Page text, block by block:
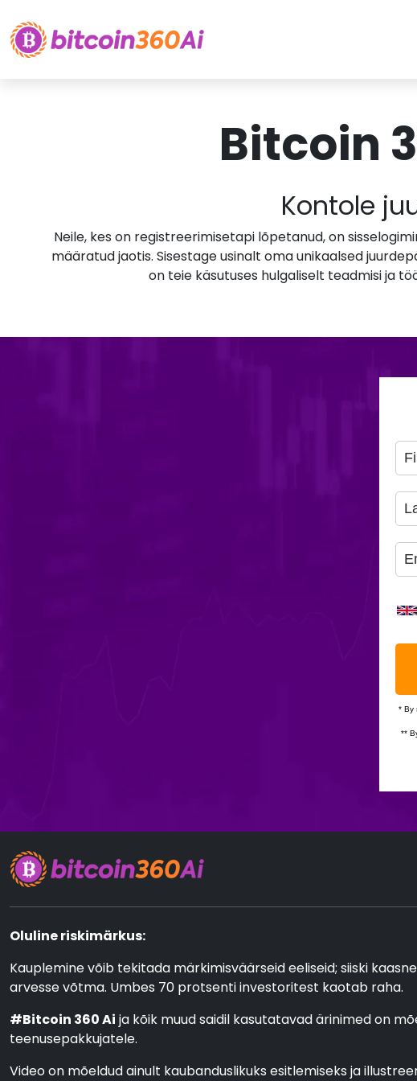
Bitcoin
Kontole
Neile, kes on registreerimisetapi lõpetanud, on
määratud jaotis. Sisestage usinalt oma unikaalsed
on teie käsutuses hulgaliselt teadmisi ja
Oluline riskimärkus:
Kauplemine võib tekitada märkimisväärseid eeliseid; siiski
arvesse võtma. Umbes 70 protsenti investoritest kaotab raha.
#Bitcoin 360 Ai ja kõik muud saidil kasutatavad ärinimed on
teenusepakkujatele.
Video on mõeldud ainult kaubanduslikuks esitlemiseks ja